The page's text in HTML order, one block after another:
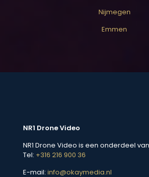
Nijmegen
Emmen
NR1 Drone Video
NR1 Drone Video is een onderdeel
Tel: +316 216 900 36
E-mail: info@okaymedia.nl